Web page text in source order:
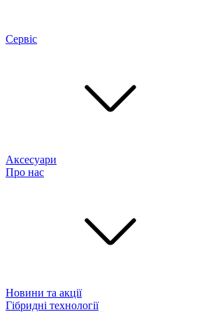
Сервіс
Аксесуари
Про нас
Новини та акції
Гібридні технології